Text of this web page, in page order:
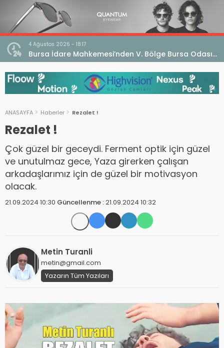
4 Ağustos 2026 - 18:17
Bursa İdare Mahkemesi’nden V. Bölge Bursa Odası
Genel Kurulu Hakkında İptal Kararı
ANASAYFA Haberler Rezalet !
Rezalet !
Çok güzel bir geceydi. Ferment optik için güzel
ve unutulmaz gece, Yaza girerken çalışan
arkadaşlarımız için de güzel bir motivasyon
olacak.
21.09.2024 10:30 Güncellenme :21.09.2024 10:32
Metin Turanli
metin@gmail.com
Yazarın Tüm Yazıları